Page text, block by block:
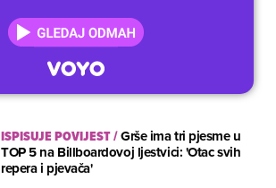
ISPISUJE POVIJEST/Grše ima tri pjesme u
TOP 5 na Billboardovoj ljestvici: 'Otac svih
repera i pjevača'